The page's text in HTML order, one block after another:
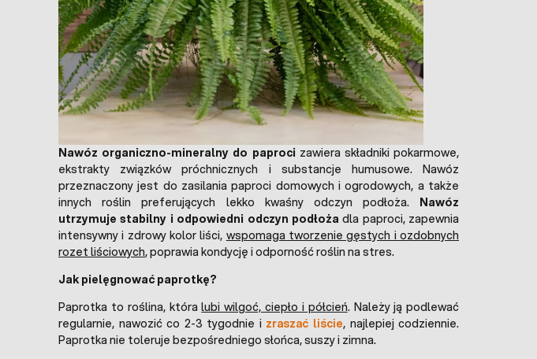
Nawóz organiczno-mineralny do paproci zawiera składniki pokarmowe,
ekstrakty związków próchnicznych i substancje humusowe. Nawóz
przeznaczony jest do zasilania paproci domowych i ogrodowych, a także
innych roślin preferujących lekko kwaśny odczyn podłoża. Nawóz
utrzymuje stabilny i odpowiedni odczyn podłoża dla paproci, zapewnia
intensywny i zdrowy kolor liści, wspomaga tworzenie gęstych i ozdobnych
rozet liściowych, poprawia kondycję i odporność roślin na stres.
Jak pielęgnować paprotkę?
Paprotka to roślina, któralubi wilgoć, ciepło i półcień. Należy ją podlewać
regularnie, nawozić co 2-3 tygodnie i zraszać liście, najlepiej codziennie.
Paprotka nie toleruje bezpośredniego słońca, suszy i zimna.